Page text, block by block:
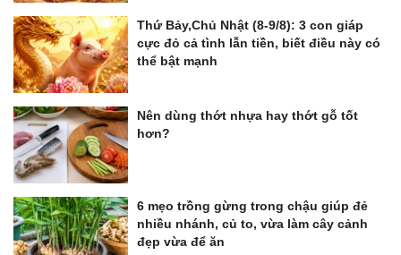
Thứ Bảy,Chủ Nhật (8-9/8): 3 con giáp
cực đỏ cả tình lẫn tiền, biết điều này có
thể bật mạnh
Nên dùng thớt nhựa hay thớt gỗ tốt
hơn?
6 mẹo trồng gừng trong chậu giúp đẻ
nhiều nhánh, củ to, vừa làm cây cảnh
đẹp vừa để ăn